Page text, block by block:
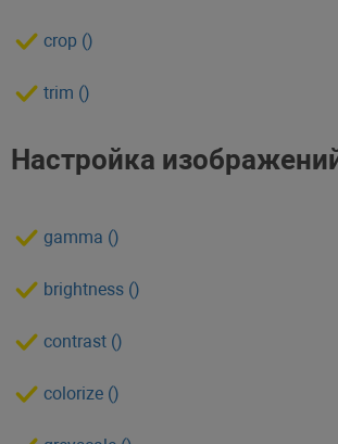
crop ()
trim ()
Настройка
gamma ()
brightness ()
contrast ()
colorize ()